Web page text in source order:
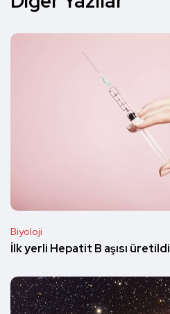
Biyoloji
İlk yerli Hepatit B aşısı üretildi